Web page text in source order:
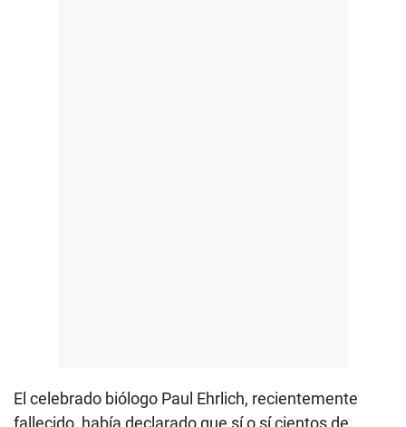
El celebrado biólogo Paul Ehrlich, recientemente
fallecido, había declarado que sí o sí cientos de